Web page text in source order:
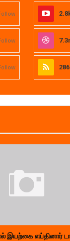
286
இயற்கை எய்தினார்